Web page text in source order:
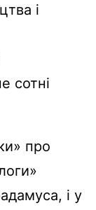
і
сотні
про
і у